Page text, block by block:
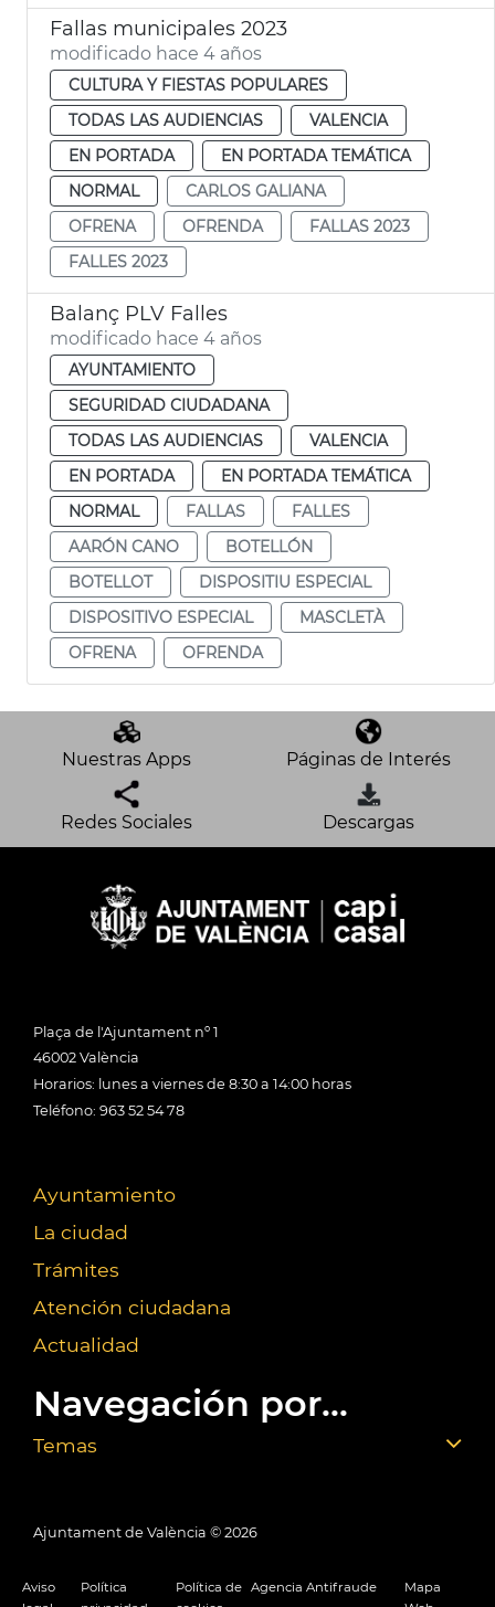
Fallas municipales 2023
modificado hace 4 años
CULTURA Y FIESTAS POPULARES
TODAS LAS AUDIENCIAS
VALENCIA
EN PORTADA
EN PORTADA TEMÁTICA
NORMAL
CARLOS GALIANA
OFRENA
OFRENDA
FALLAS 2023
FALLES 2023
Balanç PLV Falles
modificado hace 4 años
AYUNTAMIENTO
SEGURIDAD CIUDADANA
TODAS LAS AUDIENCIAS
VALENCIA
EN PORTADA
EN PORTADA TEMÁTICA
NORMAL
FALLAS
FALLES
AARÓN CANO
BOTELLÓN
BOTELLOT
DISPOSITIU ESPECIAL
DISPOSITIVO ESPECIAL
MASCLETÀ
OFRENA
OFRENDA
Nuestras Apps Páginas de Interés
Redes Sociales Descargas
Plaça de l'Ajuntament nº 1
46002 València
Horarios: lunes a viernes de 8:30 a 14:00 horas
Teléfono: 963 52 54 78
Ayuntamiento
La ciudad
Trámites
Atención ciudadana
Actualidad
Navegación por...
Temas
Ajuntament de València © 2026
Aviso
Política
Política de Agencia Antifraude
Mapa